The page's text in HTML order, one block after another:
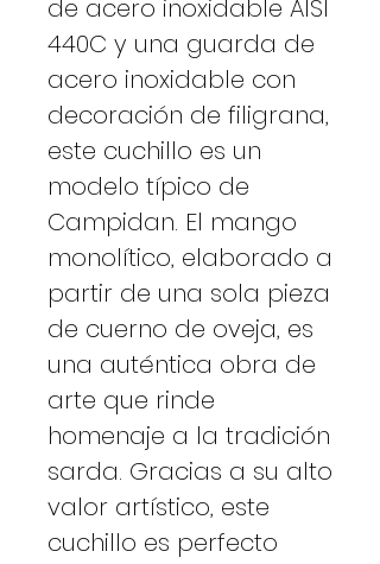
de acero inoxidable AISI
440C y una guarda de
acero inoxidable con
decoración de filigrana,
este cuchillo es un
modelo típico de
Campidan. El mango
monolítico, elaborado a
partir de una sola pieza
de cuerno de oveja, es
una auténtica obra de
arte que rinde
homenaje a la tradición
sarda. Gracias a su alto
valor artístico, este
cuchillo es perfecto